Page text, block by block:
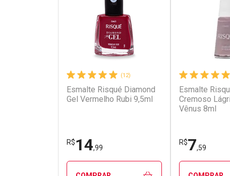
(12)
Esmalte Risqué Diamond
Gel Vermelho Rubi 9,5ml
R$14,99
Esmalte
Cremoso
Vênus 8ml
R$7,59